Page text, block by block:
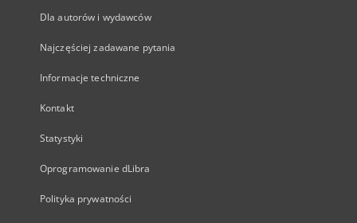
Dla autorów i wydawców
Najczęściej zadawane pytania
Informacje techniczne
Kontakt
Statystyki
Oprogramowanie dLibra
Polityka prywatności